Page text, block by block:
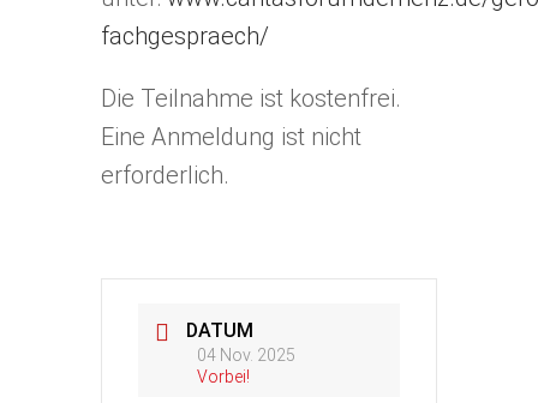
fachgespraech/
Die Teilnahme ist kostenfrei.
Eine Anmeldung ist nicht
erforderlich.
DATUM
04 Nov. 2025
Vorbei!